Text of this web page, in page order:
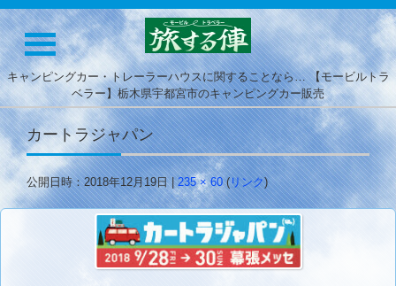
キャンピングカー・トレーラーハウスに関することなら… 【モービルトラ
ベラー】栃木県宇都宮市のキャンピングカー販売
カートラジャパン
公開日時：2018年12月19日|235 × 60(リンク)